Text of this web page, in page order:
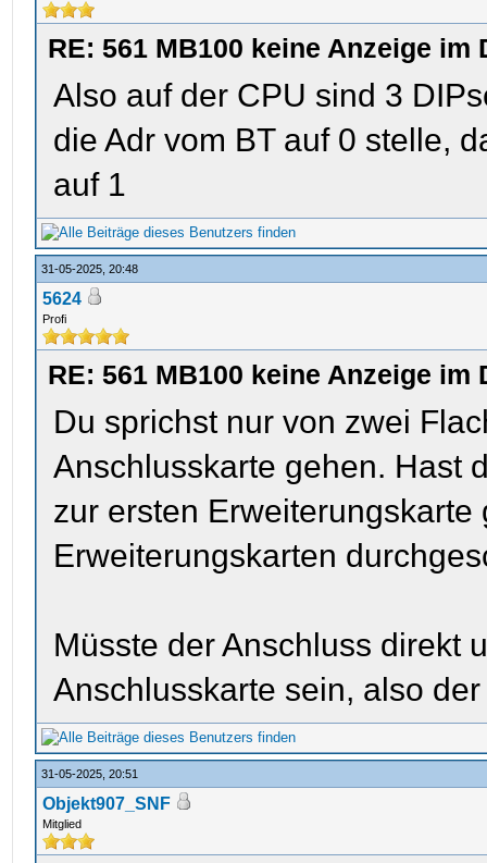
RE: 561 MB100 keine Anzeige im
Also auf der CPU sind 3
die Adr vom BT auf 0 stelle,
auf 1
31-05-2025, 20:48
5624
Profi
RE: 561 MB100 keine Anzeige im
Du sprichst nur von zwei
Anschlusskarte gehen. Hast
zur ersten
Erweiterungskarten
Müsste der Anschluss direkt
Anschlusskarte sein, also
31-05-2025, 20:51
Objekt907_SNF
Mitglied